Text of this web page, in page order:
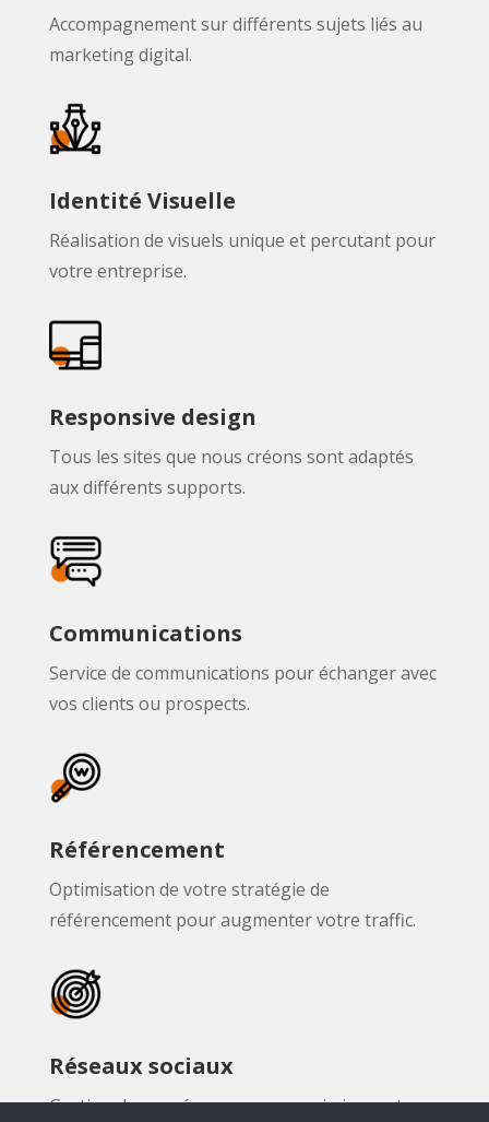
Accompagnement sur différents sujets liés au
marketing digital.
Identité Visuelle
Réalisation de visuels unique et percutant pour
votre entreprise.
Responsive design
Tous les sites que nous créons sont adaptés
aux différents supports.
Communications
Service de communications pour échanger avec
vos clients ou prospects.
Référencement
Optimisation de votre stratégie de
référencement pour augmenter votre traffic.
Réseaux sociaux
Gestion de vos réseaux pour maximiser votre